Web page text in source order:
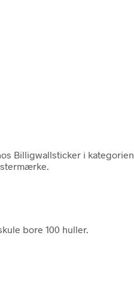
Billigwallsticker i kategorien
bore 100 huller.